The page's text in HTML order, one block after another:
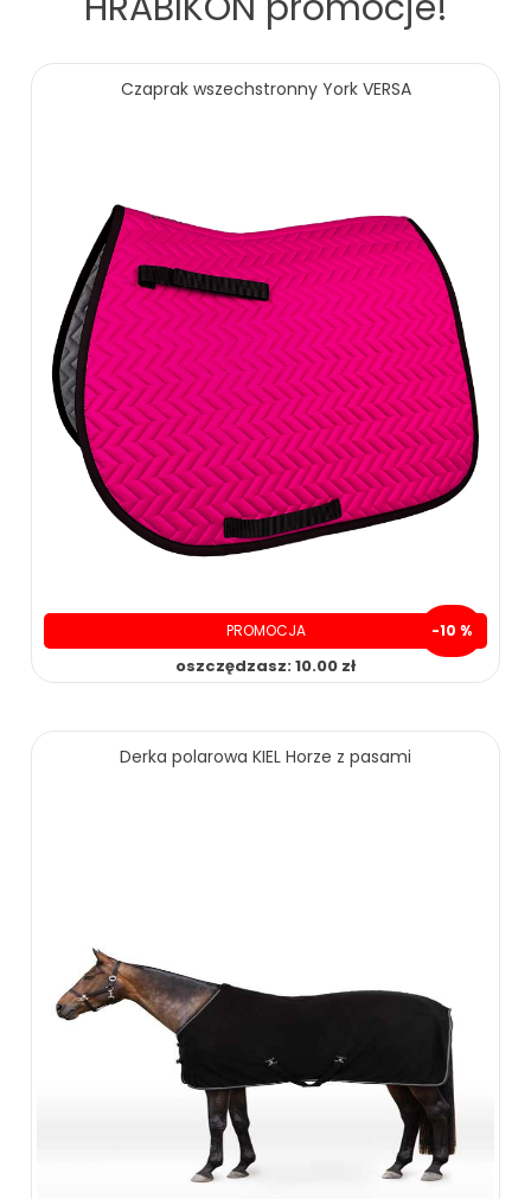
39.00 zł
ZOBACZ WIĘCEJ
Czaprak wszechstronny York VERSA
PROMOCJA -10 %
oszczędzasz: 10.00 zł
Derka polarowa KIEL Horze z pasami